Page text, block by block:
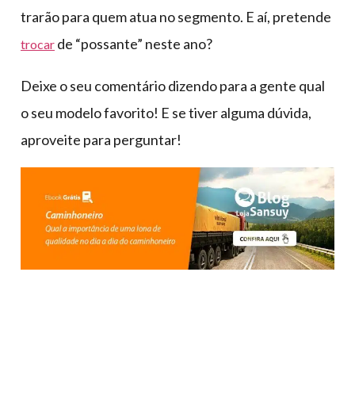
trarão para quem atua no segmento. E aí, pretende
trocar de “possante” neste ano?
Deixe o seu comentário dizendo para a gente qual
o seu modelo favorito! E se tiver alguma dúvida,
aproveite para perguntar!